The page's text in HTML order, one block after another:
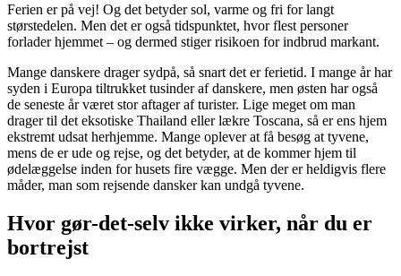
Ferien er på vej! Og det betyder sol, varme og fri for langt
størstedelen. Men det er også tidspunktet, hvor flest personer
forlader hjemmet – og dermed stiger risikoen for indbrud markant.
Mange danskere drager sydpå, så snart det er ferietid. I mange år har
syden i Europa tiltrukket tusinder af danskere, men østen har også
de seneste år været stor aftager af turister. Lige meget om man
drager til det eksotiske Thailand eller lækre Toscana, så er ens hjem
ekstremt udsat herhjemme. Mange oplever at få besøg at tyvene,
mens de er ude og rejse, og det betyder, at de kommer hjem til
ødelæggelse inden for husets fire vægge. Men der er heldigvis flere
måder, man som rejsende dansker kan undgå tyvene.
Hvor gør-det-selv ikke virker, når du er
bortrejst